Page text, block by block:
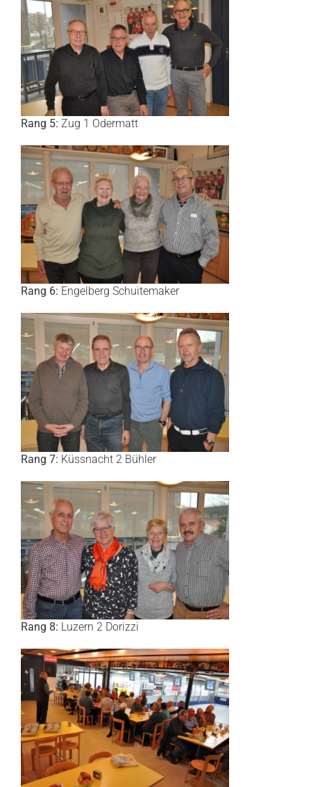
Rang 5: Zug 1 Odermatt
Rang 6: Engelberg Schuitemaker
Rang 7: Küssnacht 2 Bühler
Rang 8: Luzern 2 Dorizzi